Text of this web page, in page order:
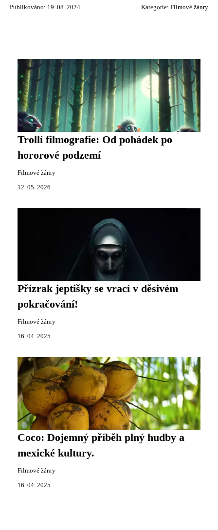
Publikováno: 19. 08. 2024 Kategorie: Filmové žánry
Trollí filmografie: Od pohádek po
hororové podzemí
Filmové žánry
12. 05. 2026
Přízrak jeptišky se vrací v děsivém
pokračování!
Filmové žánry
16. 04. 2025
Coco: Dojemný příběh plný hudby a
mexické kultury.
Filmové žánry
16. 04. 2025